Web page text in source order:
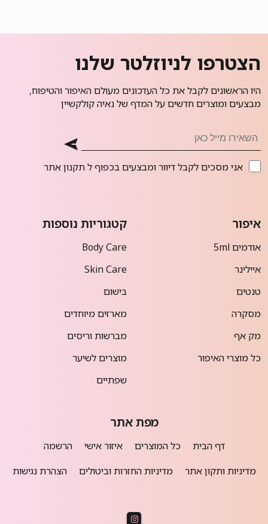
הצטרפו לניוזלטר שלנו
היו הראשונים לקבל את כל העדכונים מעולם האיפור והטיפוח,
מבצעים ומוצרים חדשים על המדף של נאיה קולקשיין
אני מסכים לקבל דיוור ומבצעים בכפוף לתקנון אתר
איפור
אודמים 5ml
איילינר
טנטים
מסקרה
מק אף
כל מוצרי האיפור
קטגוריות נוספות
Body Care
Skin Care
בישום
מארזים מיוחדים
מברשות וריסים
מוצרים לשיער
שפתיים
מפת אתר
דף הבית כל המוצרים איזור אישי
הרשמה
מדיניות ותקון אתר
מדיניות החזרות וביטולים הצהרת נגישות